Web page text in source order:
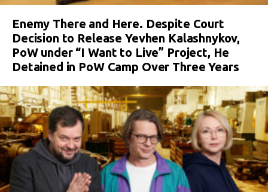
Enemy There and Here. Despite Court
Decision to Release Yevhen Kalashnykov,
PoW under “I Want to Live” Project, He
Detained in PoW Camp Over Three Years